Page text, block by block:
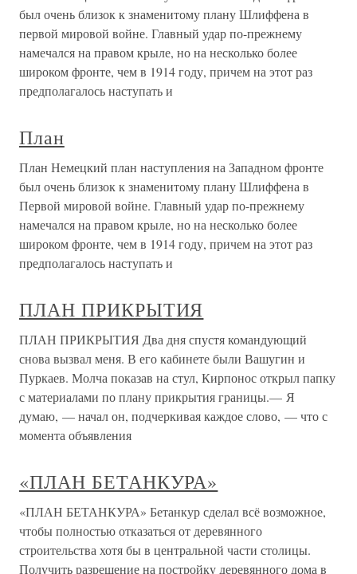
был очень близок к знаменитому плану Шлиффена в
первой мировой войне. Главный удар по-прежнему
намечался на правом крыле, но на несколько более
широком фронте, чем в 1914 году, причем на этот раз
предполагалось наступать и
План
План Немецкий план наступления на Западном фронте
был очень близок к знаменитому плану Шлиффена в
Первой мировой войне. Главный удар по-прежнему
намечался на правом крыле, но на несколько более
широком фронте, чем в 1914 году, причем на этот раз
предполагалось наступать и
ПЛАН ПРИКРЫТИЯ
ПЛАН ПРИКРЫТИЯ Два дня спустя командующий
снова вызвал меня. В его кабинете были Вашугин и
Пуркаев. Молча показав на стул, Кирпонос открыл папку
с материалами по плану прикрытия границы.— Я
думаю, — начал он, подчеркивая каждое слово, — что с
момента объявления
«ПЛАН БЕТАНКУРА»
«ПЛАН БЕТАНКУРА» Бетанкур сделал всё возможное,
чтобы полностью отказаться от деревянного
строительства хотя бы в центральной части столицы.
Получить разрешение на постройку деревянного дома в